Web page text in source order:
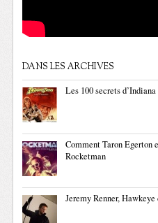
DANS LES ARCHIVES
Les 100 secrets
Comment Taron Egerton
Rocketman
Jeremy Renner,